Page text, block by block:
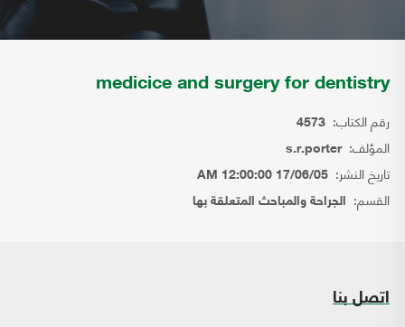
medicice and surgery for dentistry
رقم الكتاب: 4573
المؤلف:s.r.porter
تاريخ النشر: 17/06/05 12:00:00 AM
القسم: الجراحة والمباحث المتعلقة بها
اتصل بنا